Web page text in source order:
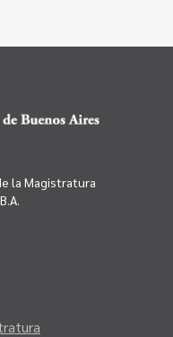
la Magistratura